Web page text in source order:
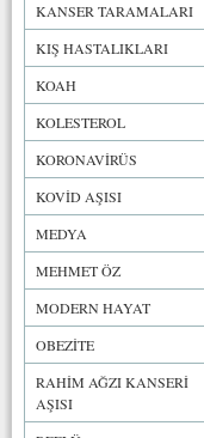
KANSER TARAMALARI
KIŞ HASTALIKLARI
KOAH
KOLESTEROL
KORONAVİRÜS
KOVİD AŞISI
MEDYA
MEHMET ÖZ
MODERN HAYAT
OBEZİTE
RAHİM AĞZI KANSERİ
AŞISI